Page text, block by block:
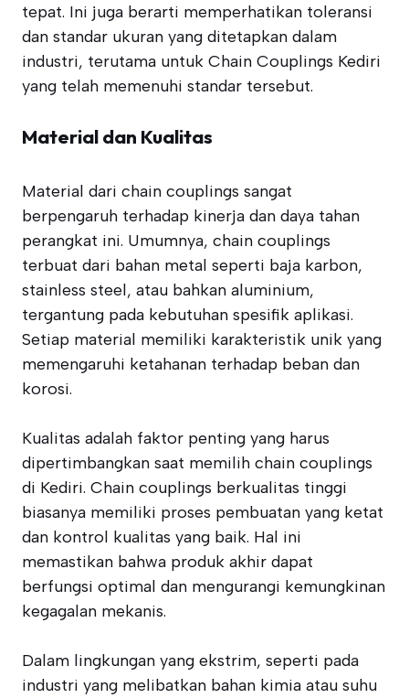
tepat. Ini juga berarti memperhatikan toleransi
dan standar ukuran yang ditetapkan dalam
industri, terutama untuk Chain Couplings Kediri
yang telah memenuhi standar tersebut.
Material dan Kualitas
Material dari chain couplings sangat
berpengaruh terhadap kinerja dan daya tahan
perangkat ini. Umumnya, chain couplings
terbuat dari bahan metal seperti baja karbon,
stainless steel, atau bahkan aluminium,
tergantung pada kebutuhan spesifik aplikasi.
Setiap material memiliki karakteristik unik yang
memengaruhi ketahanan terhadap beban dan
korosi.
Kualitas adalah faktor penting yang harus
dipertimbangkan saat memilih chain couplings
di Kediri. Chain couplings berkualitas tinggi
biasanya memiliki proses pembuatan yang ketat
dan kontrol kualitas yang baik. Hal ini
memastikan bahwa produk akhir dapat
berfungsi optimal dan mengurangi kemungkinan
kegagalan mekanis.
Dalam lingkungan yang ekstrim, seperti pada
industri yang melibatkan bahan kimia atau suhu